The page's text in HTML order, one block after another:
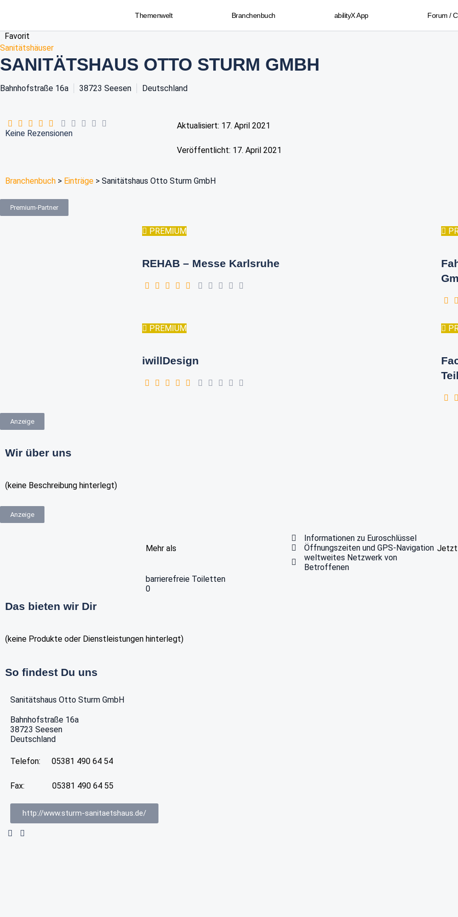
Themenwelt Branchenbuch abilityX App Forum /
Favorit
Sanitätshäuser
SANITÄTSHAUS OTTO STURM GMBH
Bahnhofstraße 16a 38723 Seesen Deutschland
Keine Rezensionen
Aktualisiert: 17. April 2021
Veröffentlicht: 17. April 2021
Branchenbuch > Einträge > Sanitätshaus Otto Sturm GmbH
Premium-Partner
PREMIUM
REHAB – Messe Karlsruhe
PREMIUM
iwillDesign
Anzeige
Wir über uns
(keine Beschreibung hinterlegt)
Anzeige
Mehr als
barrierefreie Toiletten
0
Informationen zu Euroschlüssel
Öffnungszeiten und GPS-Navigation
weltweites Netzwerk von
Betroffenen
Jetzt
Das bieten wir Dir
(keine Produkte oder Dienstleistungen hinterlegt)
So findest Du uns
Sanitätshaus Otto Sturm GmbH
Bahnhofstraße 16a
38723 Seesen
Deutschland
Telefon: 05381 490 64 54
Fax: 05381 490 64 55
http://www.sturm-sanitaetshaus.de/